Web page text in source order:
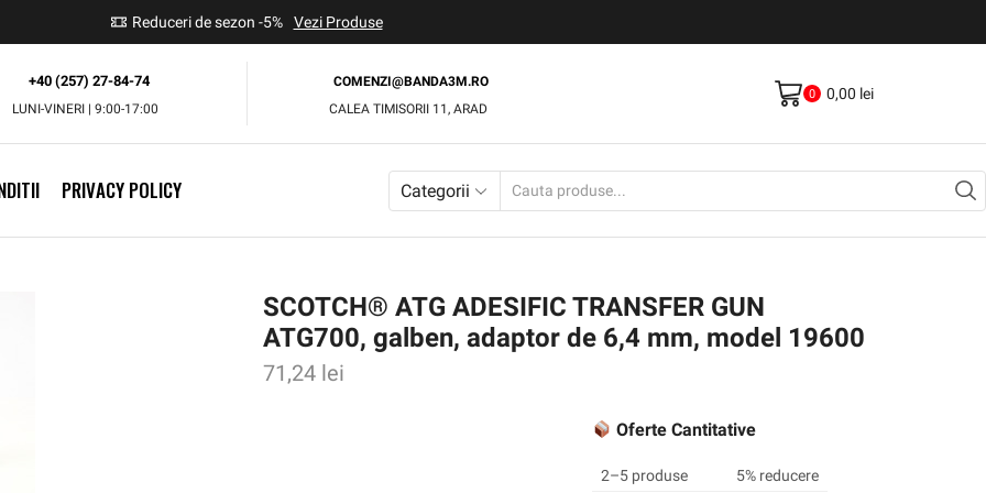
Reduceri de sezon -5% Vezi Produse
+40 (257) 27-84-74
LUNI-VINERI | 9:00-17:00
COMENZI@BANDA3M.RO
CALEA TIMISORII 11, ARAD
0 0,00 lei
PRIVACY POLICY Categorii
SCOTCH® ATG ADESIFIC TRANSFER GUN
ATG700, galben, adaptor de 6,4 mm, model 19600
71,24 lei
Oferte Cantitative
2–5 produse
5% reducere